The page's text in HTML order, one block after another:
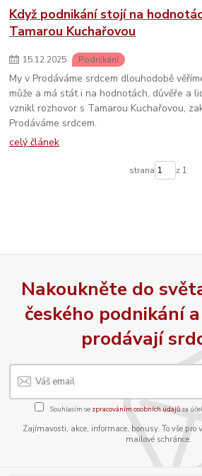
Když podnikání stojí na
Tamarou Kuchařovou
15.12.2025 Podnikání
My v Prodáváme srdcem dlouhodobě
může a má stát i na hodnotách, důvěře a
vznikl rozhovor s Tamarou Kuchařovou,
Prodáváme srdcem.
celý článek
strana z 1
Nakoukněte do
českého podnikání
prodávají
Souhlasím se zpracováním osobních údajůza
Zajímavosti, akce, informace, bonusy. To vše pro
mailové schránce.